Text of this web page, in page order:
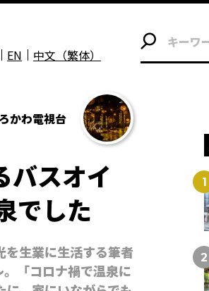
EN 中文（繁体）
かわ電視台
バスオイ
でした
生業に生活する筆者
「コロナ禍で温泉に